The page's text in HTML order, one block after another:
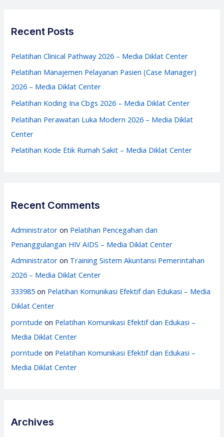
f
o
r
Recent Posts
Pelatihan Clinical Pathway 2026 – Media Diklat Center
Pelatihan Manajemen Pelayanan Pasien (Case Manager)
2026 – Media Diklat Center
Pelatihan Koding Ina Cbgs 2026 – Media Diklat Center
Pelatihan Perawatan Luka Modern 2026 – Media Diklat
Center
Pelatihan Kode Etik Rumah Sakit – Media Diklat Center
Recent Comments
Administrator on Pelatihan Pencegahan dan
Penanggulangan HIV AIDS – Media Diklat Center
Administrator on Training Sistem Akuntansi Pemerintahan
2026 – Media Diklat Center
333985 on Pelatihan Komunikasi Efektif dan Edukasi – Media
Diklat Center
porntude on Pelatihan Komunikasi Efektif dan Edukasi –
Media Diklat Center
porntude on Pelatihan Komunikasi Efektif dan Edukasi –
Media Diklat Center
Archives